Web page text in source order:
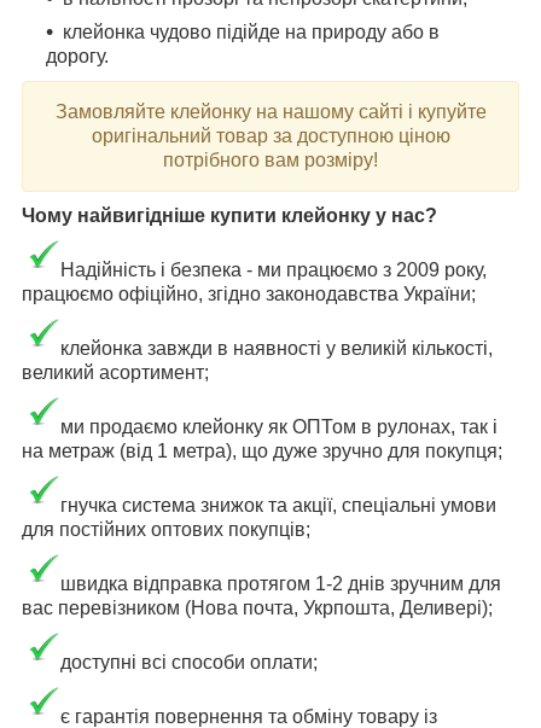
клейонка чудово підійде на природу або в
дорогу.
Замовляйте клейонку на нашому сайті і купуйте
оригінальний товар за доступною ціною
потрібного вам розміру!
Чому найвигідніше купити клейонку у нас?
Надійність і безпека - ми працюємо з 2009 року,
працюємо офіційно, згідно законодавства України;
клейонка завжди в наявності у великій кількості,
великий асортимент;
ми продаємо клейонку як ОПТом в рулонах, так і
на метраж (від 1 метра), що дуже зручно для покупця;
гнучка система знижок та акції, спеціальні умови
для постійних оптових покупців;
швидка відправка протягом 1-2 днів зручним для
вас перевізником (Нова почта, Укрпошта, Деливері);
доступні всі способи оплати;
є гарантія повернення та обміну товару із